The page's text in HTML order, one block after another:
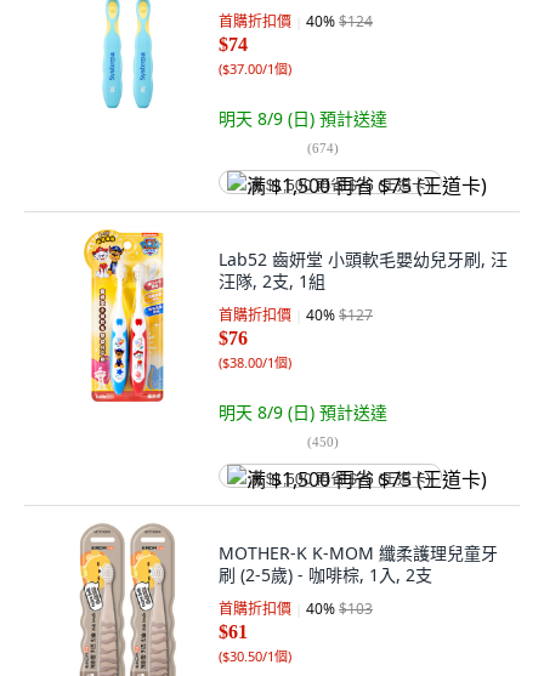
首購折扣價 40%$124
$74
($37.00/1個)
明天 8/9 (日) 預計送達
(674)
满 $1,500 再省 $75 (王道卡)
Lab52 齒妍堂 小頭軟毛嬰幼兒牙刷, 汪
汪隊, 2支, 1組
首購折扣價 40%$127
$76
($38.00/1個)
明天 8/9 (日) 預計送達
(450)
满 $1,500 再省 $75 (王道卡)
MOTHER-K K-MOM 纖柔護理兒童牙
刷 (2-5歲) - 咖啡棕, 1入, 2支
首購折扣價 40%$103
$61
($30.50/1個)